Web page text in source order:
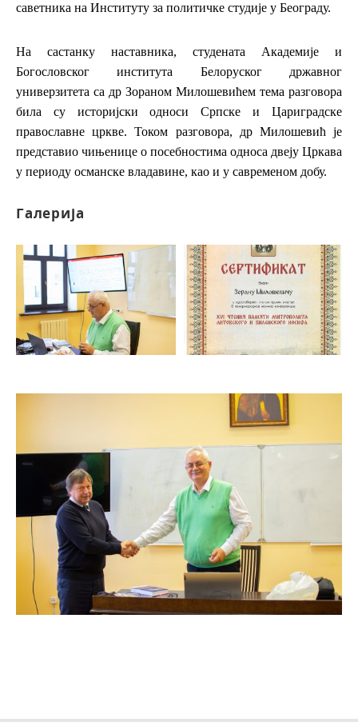
саветника на Институту за политичке студије у Београду.
На састанку наставника, студената Академије и
Богословског института Белоруског државног
универзитета са др Зораном Милошевићем тема разговора
била су историјски односи Српске и Цариградске
православне цркве. Током разговора, др Милошевић је
представио чињенице о посебностима односа двеју Цркава
у периоду османске владавине, као и у савременом добу.
Галерија